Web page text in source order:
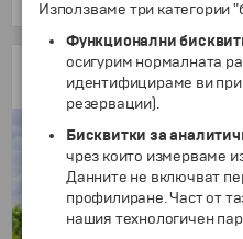
255 €/498.74 лв.
Коледни базари в
Ранни записвания
Използваме три категории
Функционални
осигурим нормалната
идентифицираме ви
резервации).
Бисквитки за
чрез които измерваме
Данните не включват
профилиране. Част от
нашия технологичен